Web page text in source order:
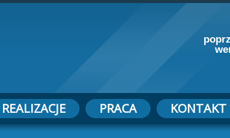
REALIZACJE PRACA KONTAKT